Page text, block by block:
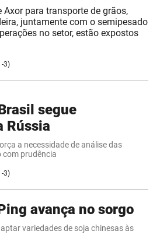
Axor para transporte de grãos,
juntamente com o semipesado
no setor, estão expostos
-3)
segue
Rússia
a necessidade de análise das
com prudência
-3)
avança no sorgo
variedades de soja chinesas às